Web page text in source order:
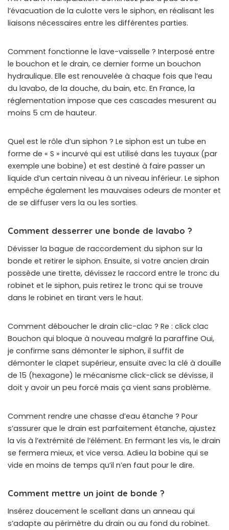
l’évacuation de la culotte vers le siphon, en réalisant les
liaisons nécessaires entre les différentes parties.
Comment fonctionne le lave-vaisselle ? Interposé entre
le bouchon et le drain, ce dernier forme un bouchon
hydraulique. Elle est renouvelée à chaque fois que l’eau
du lavabo, de la douche, du bain, etc. En France, la
réglementation impose que ces cascades mesurent au
moins 5 cm de hauteur.
Quel est le rôle d’un siphon ? Le siphon est un tube en
forme de « S » incurvé qui est utilisé dans les tuyaux (par
exemple une bobine) et est destiné à faire passer un
liquide d’un certain niveau à un niveau inférieur. Le siphon
empêche également les mauvaises odeurs de monter et
de se diffuser vers la ou les sorties.
Comment desserrer une bonde de lavabo ?
Dévisser la bague de raccordement du siphon sur la
bonde et retirer le siphon. Ensuite, si votre ancien drain
possède une tirette, dévissez le raccord entre le tronc du
robinet et le siphon, puis retirez le tronc qui se trouve
dans le robinet en tirant vers le haut.
Comment déboucher le drain clic-clac ? Re : click clac
Bouchon qui bloque à nouveau malgré la paraffine Oui,
je confirme sans démonter le siphon, il suffit de
démonter le clapet supérieur, ensuite avec la clé à douille
de 15 (hexagone) le mécanisme click-click se dévisse, il
doit y avoir un peu forcé mais ça vient sans problème.
Comment rendre une chasse d’eau étanche ? Pour
s’assurer que le drain est parfaitement étanche, ajustez
la vis à l’extrémité de l’élément. En fermant les vis, le drain
se fermera mieux, et vice versa. Adieu la bobine qui se
vide en moins de temps qu’il n’en faut pour le dire.
Comment mettre un joint de bonde ?
Insérez doucement le scellant dans un anneau qui
s’adapte au périmètre du drain ou au fond du robinet.